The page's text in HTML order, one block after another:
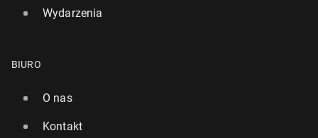
Wydarzenia
BIURO
O nas
Kontakt